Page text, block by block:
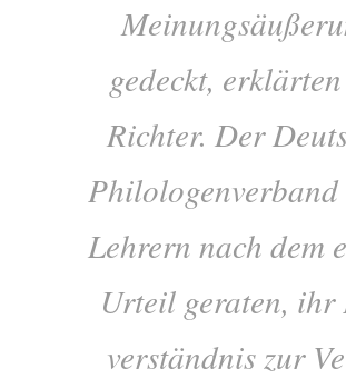
gedeckt,
Richter. Der
Philo­lo­gen­verb­and
Lehr­ern nach dem
Urteil ger­aten,
ver­ständ­nis zur